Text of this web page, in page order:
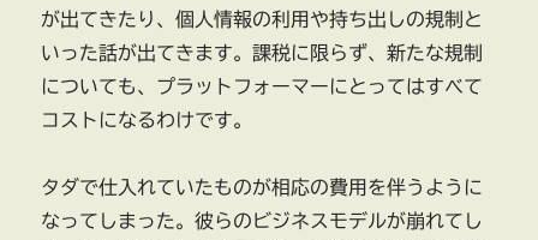
が出てきたり、個人情報の利用や持ち出しの規制と
いった話が出てきます。課税に限らず、新たな規制
についても、プラットフォーマーにとってはすべて
コストになるわけです。
タダで仕入れていたものが相応の費用を伴うように
なってしまった。彼らのビジネスモデルが崩れてし